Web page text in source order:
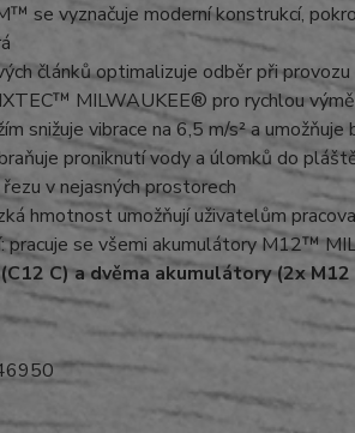
se vyznačuje moderní konstrukcí,
článků optimalizuje odběr při
MILWAUKEE® pro rychlou
snižuje vibrace na 6,5 m/s² a
proniknutí vody a úlomků do
v nejasných prostorech
hmotnost umožňují uživatelům
pracuje se všemi akumulátory M12™
C) a dvěma akumulátory (2x